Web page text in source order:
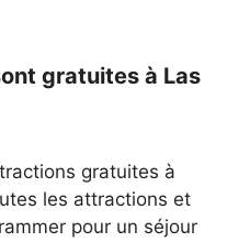
gratuites à Las
gratuites à
les attractions et
pour un séjour